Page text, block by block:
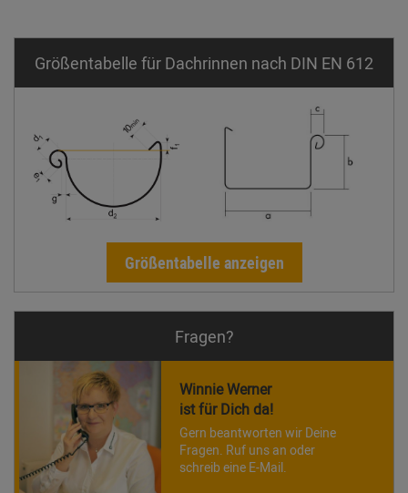
Größentabelle für Dachrinnen nach DIN EN 612
Größentabelle anzeigen
Fragen?
Winnie Werner
ist für Dich da!
Gern beantworten wir Deine
Fragen. Ruf uns an oder
schreib eine E-Mail.